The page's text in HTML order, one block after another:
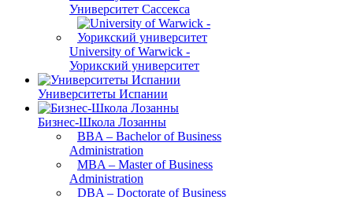
Университет Сассекса
University of Warwick -
Уорикский университет
Университеты Испании
Бизнес-Школа Лозанны
BBA – Bachelor of Business
Administration
MBA – Master of Business
Administration
DBA – Doctorate of Business